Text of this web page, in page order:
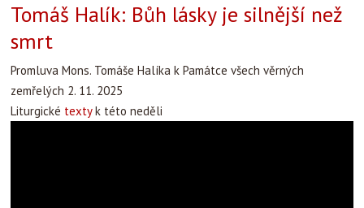
Tomáš Halík: Bůh lásky je silnější než
smrt
Promluva Mons. Tomáše Halíka k Památce všech věrných
zemřelých 2. 11. 2025
Liturgické textyk této neděli